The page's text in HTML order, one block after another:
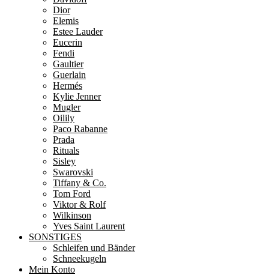
Dior
Elemis
Estee Lauder
Eucerin
Fendi
Gaultier
Guerlain
Hermés
Kylie Jenner
Mugler
Oilily
Paco Rabanne
Prada
Rituals
Sisley
Swarovski
Tiffany & Co.
Tom Ford
Viktor & Rolf
Wilkinson
Yves Saint Laurent
SONSTIGES
Schleifen und Bänder
Schneekugeln
Mein Konto